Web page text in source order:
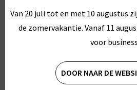
Van 20 juli tot en met 10 augustus
de zomervakantie. Vanaf 11
voor
DOOR NAAR DE